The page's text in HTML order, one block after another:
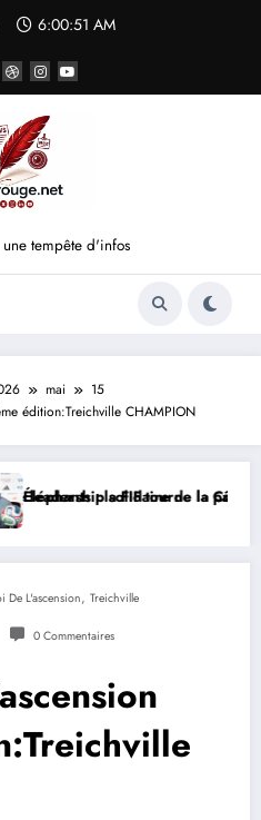
6:00:52 AM
tempête d'infos
mai
15
édition:Treichville CHAMPION
de la Côte d’Ivoire en Afrique
tourne la page Emerse Faé
De L'ascension, Treichville
0 Commentaires